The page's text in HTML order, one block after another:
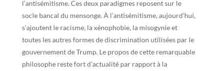
l’antisémitisme. Ces deux paradigmes reposent sur le
socle bancal du mensonge. À l’antisémitisme, aujourd’hui,
s’ajoutent le racisme, la xénophobie, la misogynie et
toutes les autres formes de discrimination utilisées par le
gouvernement de Trump. Le propos de cette remarquable
philosophe reste fort d’actualité par rapport à la